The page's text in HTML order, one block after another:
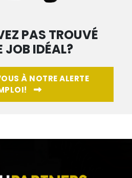
PAS TROUVÉ
JOB IDÉAL?
À NOTRE ALERTE